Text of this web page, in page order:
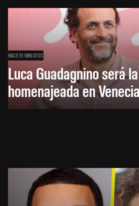
HACE 51 MINUTOS
Luca Guadagnino será
homenajeada en